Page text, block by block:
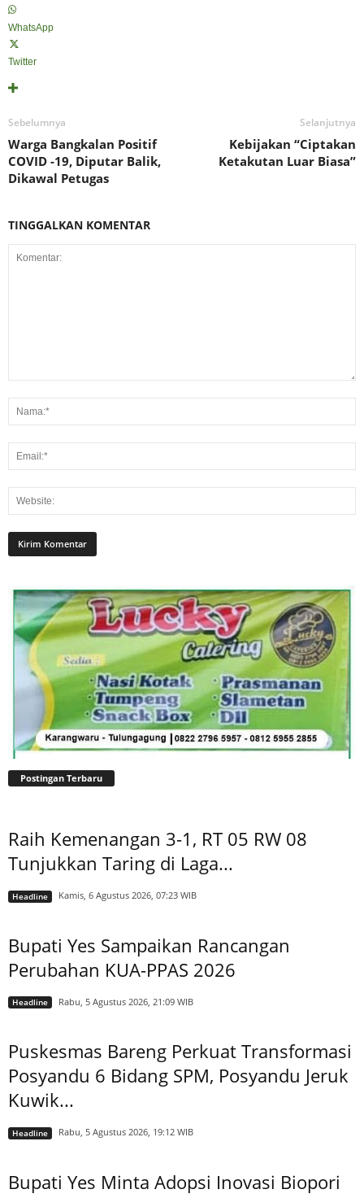
WhatsApp
Twitter
Sebelumnya
Warga Bangkalan Positif
COVID -19, Diputar Balik,
Dikawal Petugas
Selanjutnya
Kebijakan “Ciptakan
Ketakutan Luar Biasa”
TINGGALKAN KOMENTAR
Postingan Terbaru
Raih Kemenangan 3-1, RT 05 RW 08
Tunjukkan Taring di Laga...
Headline Kamis, 6 Agustus 2026, 07:23 WIB
Bupati Yes Sampaikan Rancangan
Perubahan KUA-PPAS 2026
Headline Rabu, 5 Agustus 2026, 21:09 WIB
Puskesmas Bareng Perkuat Transformasi
Posyandu 6 Bidang SPM, Posyandu Jeruk
Kuwik...
Headline Rabu, 5 Agustus 2026, 19:12 WIB
Bupati Yes Minta Adopsi Inovasi Biopori